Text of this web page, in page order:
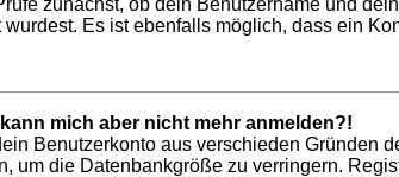
Es ist ebenfalls möglich, dass ein
mich aber nicht mehr anmelden?!
Benutzerkonto aus verschieden
um die Datenbankgröße zu verringern.